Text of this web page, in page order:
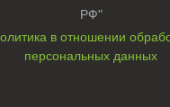
РФ"
в отношении
персональных данных